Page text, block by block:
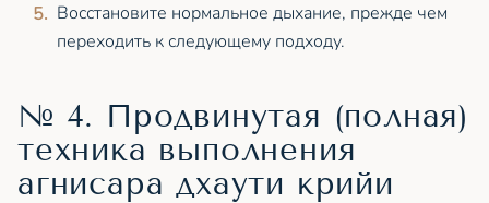
Восстановите нормальное дыхание, прежде чем
переходить к следующему подходу.
№ 4. Продвинутая (полная)
техника выполнения
агнисара дхаути крийи